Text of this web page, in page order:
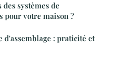
systèmes de
pour votre maison ?
: praticité et